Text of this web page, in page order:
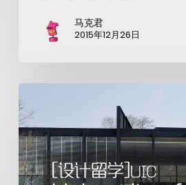
马克君
2015年12月26日